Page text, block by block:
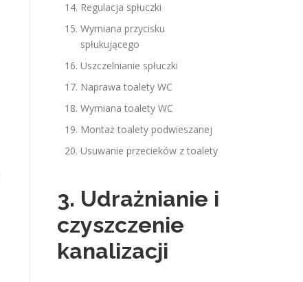
Regulacja spłuczki
Wymiana przycisku
spłukującego
Uszczelnianie spłuczki
Naprawa toalety WC
Wymiana toalety WC
Montaż toalety podwieszanej
Usuwanie przecieków z toalety
3. Udrażnianie i
czyszczenie
kanalizacji